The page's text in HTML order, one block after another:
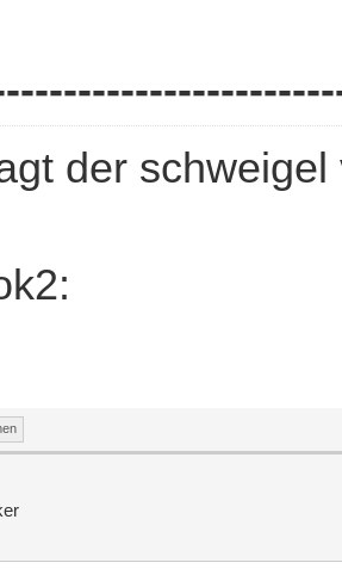
der schweigel